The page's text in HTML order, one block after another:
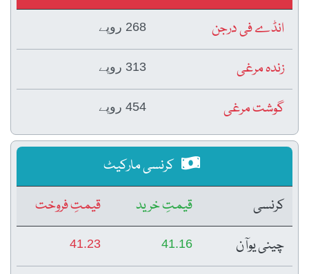
انڈے فی درجن
268 روپے
زندہ مرغی 313 روپے
گوشت مرغی 454 روپے
کرنسی مارکیٹ
کرنسی
قیمتِ خرید
قیمتِ فروخت
چینی یوآن
41.16
41.23